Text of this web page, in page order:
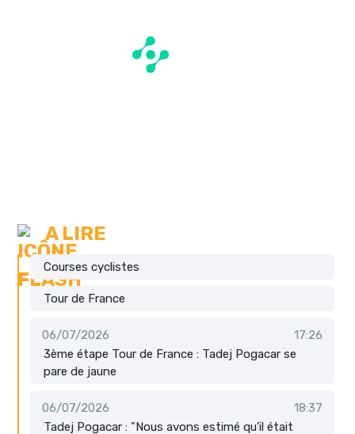
A LIRE
Courses cyclistes
Tour de France
06/07/2026
17:26
3ème étape Tour de France : Tadej Pogacar se
pare de jaune
06/07/2026
18:37
Tadej Pogacar : "Nous avons estimé qu’il était